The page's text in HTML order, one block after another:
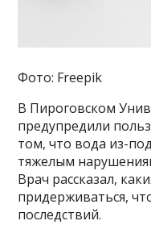
Фото: Freepik
В Пироговском
предупредили
том, что вода из-
тяжелым
Врач рассказал,
придерживаться,
последствий.